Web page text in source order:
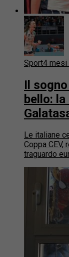
Sport4 mesi
Il
bello: la
Le italiane
Coppa
traguardo